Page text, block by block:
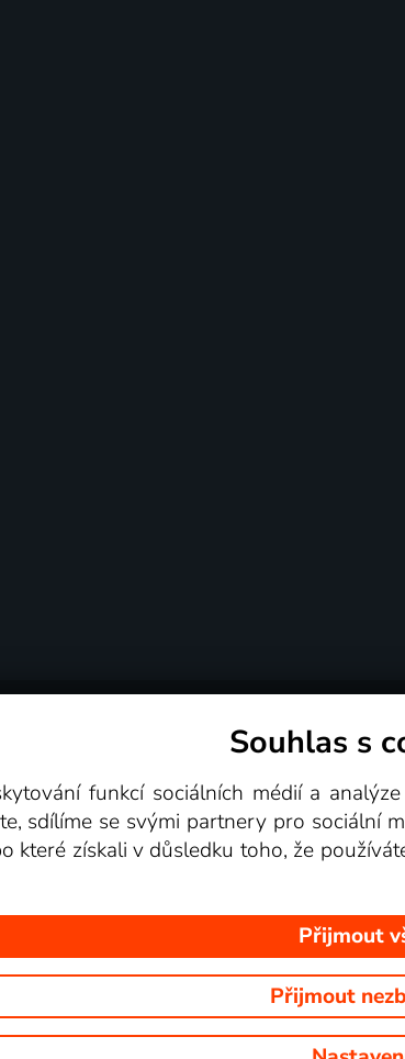
Videotéka
© goNET s.r.o. Na tomto webu jsou zobrazovány
Souhlas s
funkcí sociálních médií a
sdílíme se svými partnery pro sociální
které získali v důsledku toho, že
Přijmout
Přijmout